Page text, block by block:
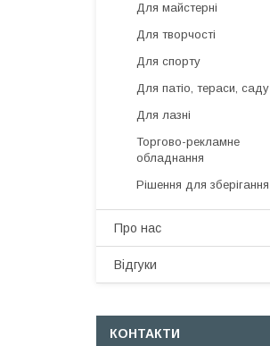
Для майстерні
Для творчості
Для спорту
Для патіо, тераси, саду
Для лазні
Торгово-рекламне
обладнання
Рішення для зберігання
Про нас
Відгуки
КОНТАКТИ